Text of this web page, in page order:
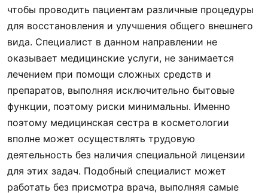
чтобы проводить пациентам различные процедуры
для восстановления и улучшения общего внешнего
вида. Специалист в данном направлении не
оказывает медицинские услуги, не занимается
лечением при помощи сложных средств и
препаратов, выполняя исключительно бытовые
функции, поэтому риски минимальны. Именно
поэтому медицинская сестра в косметологии
вполне может осуществлять трудовую
деятельность без наличия специальной лицензии
для этих задач. Подобный специалист может
работать без присмотра врача, выполняя самые